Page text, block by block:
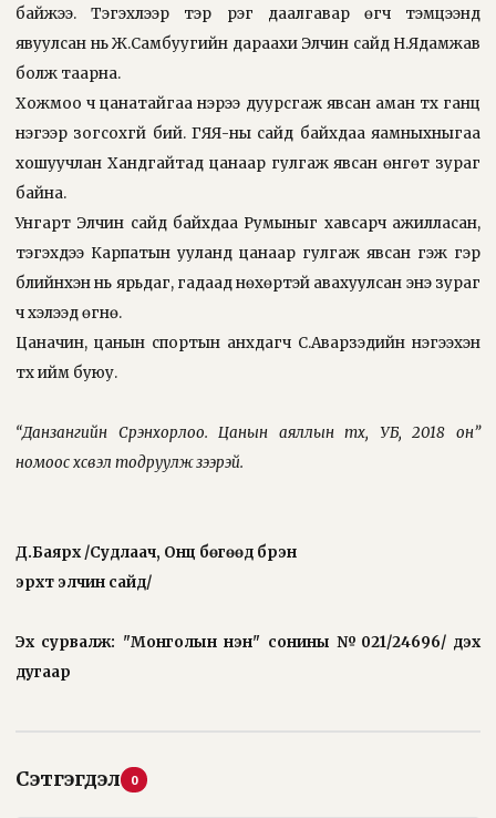
байжээ. Тэгэхлээр тэр үүрэг даалгавар өгч тэмцээнд
явуулсан нь Ж.Самбуугийн дараахи Элчин сайд Н.Ядамжав
болж таарна.
Хожмоо ч цанатайгаа нэрээ дуурсгаж явсан аман түүх ганц
нэгээр зогсохгүй бий. ГЯЯ-ны сайд байхдаа яамныхныгаа
хошуучлан Хандгайтад цанаар гулгаж явсан өнгөт зураг
байна.
Унгарт Элчин сайд байхдаа Румыныг хавсарч ажилласан,
тэгэхдээ Карпатын ууланд цанаар гулгаж явсан гэж гэр
бүлийнхэн нь ярьдаг, гадаад нөхөртэй авахуулсан энэ зураг
ч хэлээд өгнө.
Цаначин, цанын спортын анхдагч С.Аварзэдийн нэгээхэн
түүх ийм буюу.
“Данзангийн Сүрэнхорлоо. Цанын аяллын түүх, УБ, 2018 он”
номоос хүсвэл тодруулж үзээрэй.
Д.Баярхүү /Судлаач, Онц бөгөөд бүрэн
эрхт элчин сайд/
Эх сурвалж: "Монголын үнэн" сонины №021/24696/ дэх
дугаар
Сэтгэгдэл 0